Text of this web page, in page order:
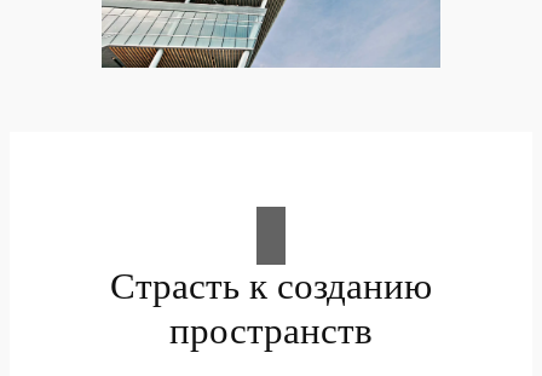
Страсть к созданию
пространств